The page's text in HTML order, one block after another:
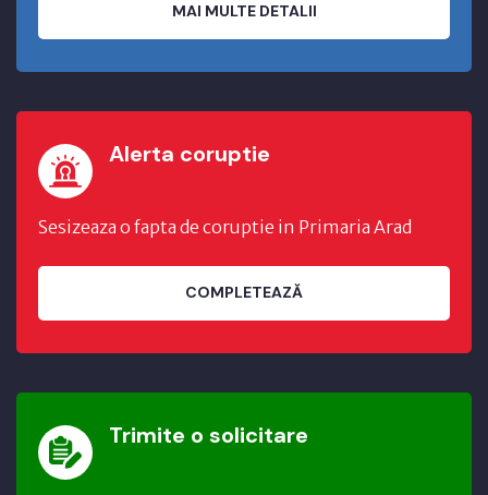
MAI MULTE DETALII
Alerta coruptie
Sesizeaza o fapta de coruptie in Primaria Arad
COMPLETEAZĂ
Trimite o solicitare